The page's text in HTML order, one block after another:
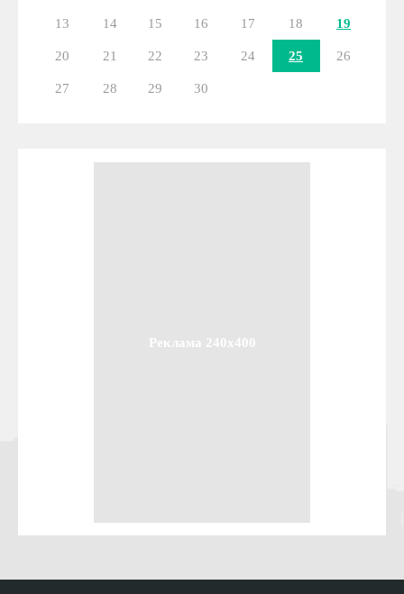
13 14 15 16 17 18 19
20 21 22 23 24 25 26
27 28 29 30
Реклама 240x400